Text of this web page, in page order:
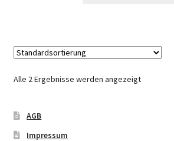
Alle 2 Ergebnisse werden angezeigt
AGB
Impressum